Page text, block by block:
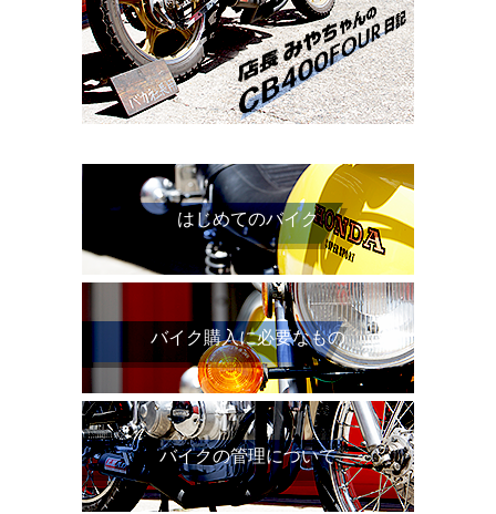
はじめてのバイク
バイク購入に必要なもの
バイクの管理について